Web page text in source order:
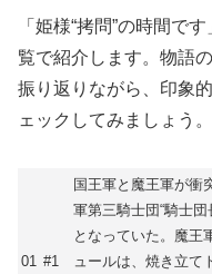
「姫様“拷問”の時間で
覧で紹介します。物語
振り返りながら、印象
ェックしてみましょう。
01 #1
国王軍と魔王軍が衝
軍第三騎士団“騎士
となっていた。魔王
ュールは、焼き立